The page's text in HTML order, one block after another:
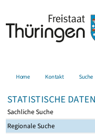
Home Kontakt Suche
STATISTISCHE DATEN
Sachliche Suche
Regionale Suche